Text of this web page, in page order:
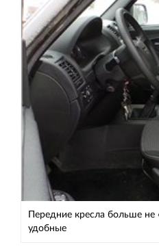
Передние кресла больше не
удобные